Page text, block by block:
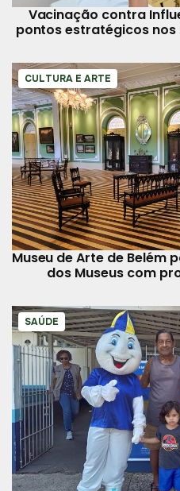
Vacinação contra
pontos estratégicos
CULTURA E ARTE
Museu de Arte de Belém
dos Museus com
SAÚDE